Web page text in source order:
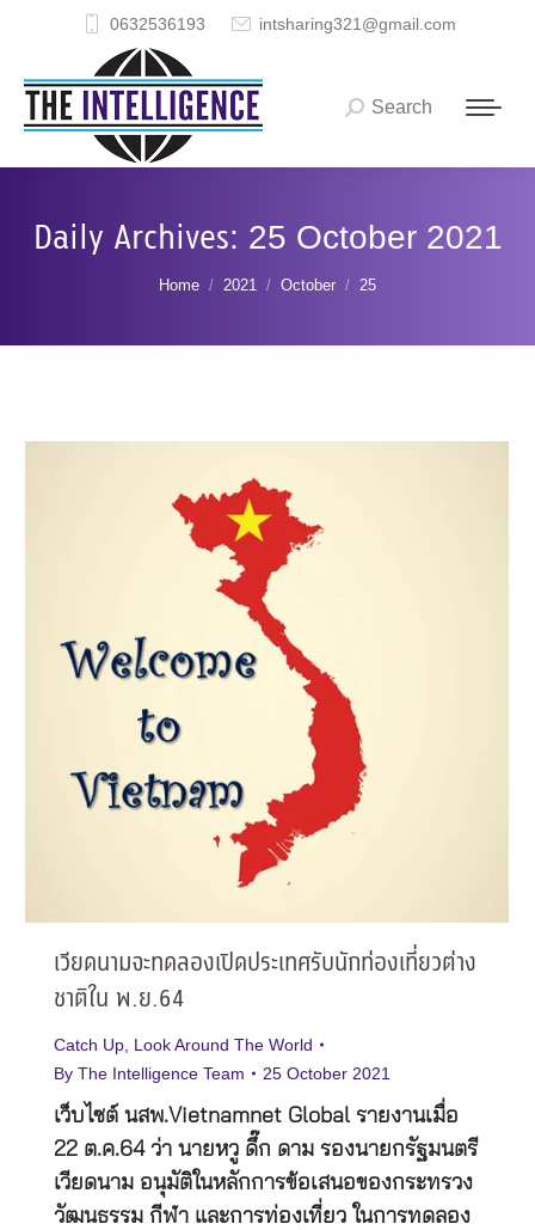
0632536193 intsharing321@gmail.com
Search:
Search
Daily Archives: 25 October 2021
You are here:
Home 2021 October 25
เวียดนามจะทดลองเปิดประเทศรับนักท่องเที่ยวต่าง
ชาติใน พ.ย.64
Catch Up, Look Around The World
By The Intelligence Team 25 October 2021
เว็บไซต์ นสพ.Vietnamnet Global รายงานเมื่อ
22 ต.ค.64 ว่า นายหวู ดึ๊ก ดาม รองนายกรัฐมนตรี
เวียดนาม อนุมัติในหลักการข้อเสนอของกระทรวง
วัฒนธรรม กีฬา และการท่องเที่ยว ในการทดลอง